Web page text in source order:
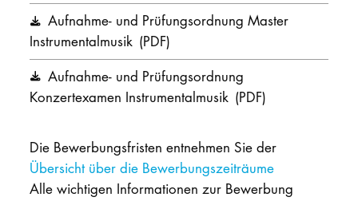
Aufnahme- und Prüfungsordnung Master
Instrumentalmusik (PDF)
Aufnahme- und Prüfungsordnung
Konzertexamen Instrumentalmusik (PDF)
Die Bewerbungsfristen entnehmen Sie der
Übersicht über die Bewerbungszeiträume
Alle wichtigen Informationen zur Bewerbung